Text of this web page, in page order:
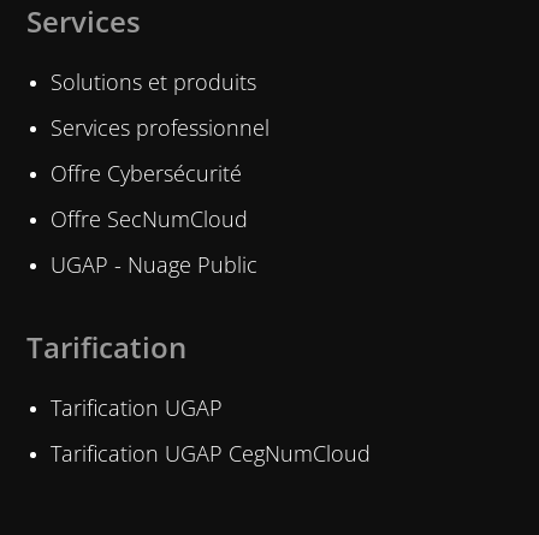
Services
Solutions et produits
Services professionnel
Offre Cybersécurité
Offre SecNumCloud
UGAP - Nuage Public
Tarification
Tarification UGAP
Tarification UGAP CegNumCloud